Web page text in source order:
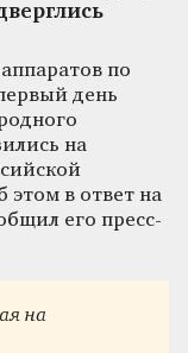
по
день
на
в ответ на
его пресс-
на